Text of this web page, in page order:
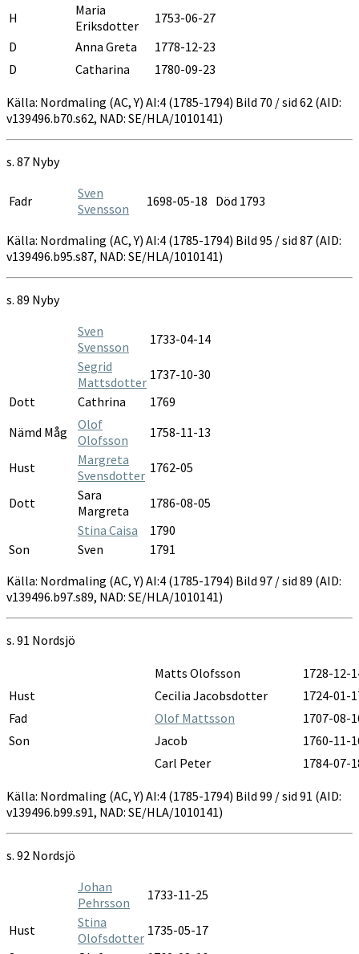
H
Maria
Eriksdotter
1753-06-27
D
Anna Greta
1778-12-23
D
Catharina 1780-09-23
Källa: Nordmaling (AC, Y) AI:4 (1785-1794) Bild 70 / sid 62 (AID:
v139496.b70.s62, NAD: SE/HLA/1010141)
s. 87 Nyby
Fadr
Sven
Svensson
1698-05-18 Död 1793
Källa: Nordmaling (AC, Y) AI:4 (1785-1794) Bild 95 / sid 87 (AID:
v139496.b95.s87, NAD: SE/HLA/1010141)
s. 89 Nyby
Sven
Svensson
1733-04-14
Segrid
Mattsdotter 1737-10-30
Dott
Cathrina
1769
Nämd Måg
Olof
Olofsson
1758-11-13
Hust
Margreta
Svensdotter 1762-05
Dott
Sara
Margreta
1786-08-05
Stina Caisa
1790
Son
Sven
1791
Källa: Nordmaling (AC, Y) AI:4 (1785-1794) Bild 97 / sid 89 (AID:
v139496.b97.s89, NAD: SE/HLA/1010141)
s. 91 Nordsjö
Matts Olofsson
1728-12-
Hust
Cecilia Jacobsdotter
1724-01-
Fad
Olof Mattsson
1707-08-
Son
Jacob
1760-11-
Carl Peter
1784-07-
Källa: Nordmaling (AC, Y) AI:4 (1785-1794) Bild 99 / sid 91 (AID:
v139496.b99.s91, NAD: SE/HLA/1010141)
s. 92 Nordsjö
Johan
Pehrsson
1733-11-25
Hust
Stina
Olofsdotter 1735-05-17